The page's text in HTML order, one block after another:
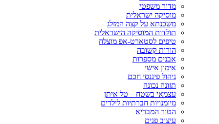
מדור משפטי
מוסיקה ישראלית
משכנתא על קצה המזלג
תולדות המוסיקה הישראלית
טיפים לסטארט-אפ מוצלח
הורות קשובה
אבנים מספרות
אימון אישי
ניהול פיננסי חכם
תזונה נכונה
עצמאי בשטח – טל איתן
מיומנויות חברתיות לילדים
הטור המבריא
עיצוב פנים